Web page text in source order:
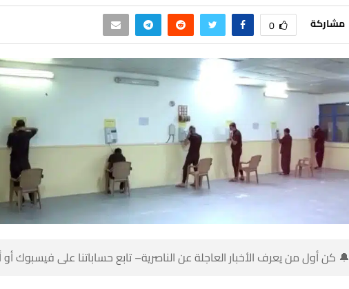
مشاركة 0
🔔 كن أول من يعرف الأخبار العاجلة عن الناصرية– تابع حساباتنا على فيسبوك